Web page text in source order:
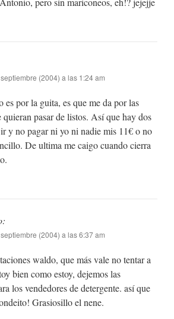
(2004) a las 1:24 am
es por la guita, es que me da por las
quieran pasar de listos. Así que hay dos
y no pagar ni yo ni nadie mis 11€ o no
De ultima me caigo cuando cierra
(2004) a las 6:37 am
waldo, que más vale no tentar a
bien como estoy, dejemos las
los vendedores de detergente. así que
Grasiosillo el nene.